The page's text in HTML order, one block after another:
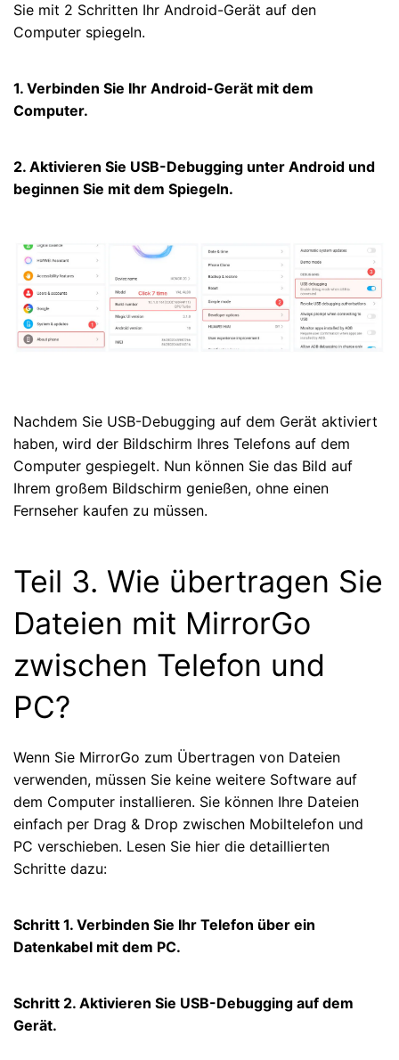
Sie mit 2 Schritten Ihr Android-Gerät auf den
Computer spiegeln.
1. Verbinden Sie Ihr Android-Gerät mit dem
Computer.
2. Aktivieren Sie USB-Debugging unter Android und
beginnen Sie mit dem Spiegeln.
Nachdem Sie USB-Debugging auf dem Gerät aktiviert
haben, wird der Bildschirm Ihres Telefons auf dem
Computer gespiegelt. Nun können Sie das Bild auf
Ihrem großem Bildschirm genießen, ohne einen
Fernseher kaufen zu müssen.
Teil 3. Wie übertragen Sie
Dateien mit MirrorGo
zwischen Telefon und
PC?
Wenn Sie MirrorGo zum Übertragen von Dateien
verwenden, müssen Sie keine weitere Software auf
dem Computer installieren. Sie können Ihre Dateien
einfach per Drag & Drop zwischen Mobiltelefon und
PC verschieben. Lesen Sie hier die detaillierten
Schritte dazu:
Schritt 1. Verbinden Sie Ihr Telefon über ein
Datenkabel mit dem PC.
Schritt 2. Aktivieren Sie USB-Debugging auf dem
Gerät.